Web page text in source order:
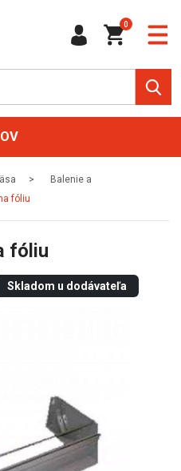
0
Balenie a
fóliu
fóliu
Skladom u dodávateľa